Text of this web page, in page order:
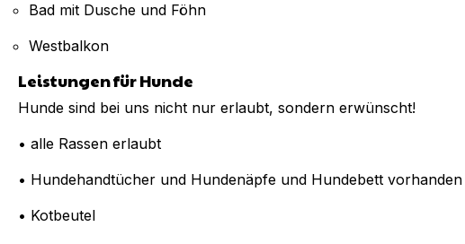
Bad mit Dusche und Föhn
Westbalkon
Leistungen für Hunde
Hunde sind bei uns nicht nur erlaubt, sondern erwünscht!
• alle Rassen erlaubt
• Hundehandtücher und Hundenäpfe und Hundebett vorhanden
• Kotbeutel